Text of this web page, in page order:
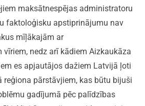
maksātnespējas administratoru
faktoloģisku apstiprinājumu nav
mīļākajām ar
vīriem, nedz arī kādiem Aizkaukāza
es apjautājos dažiem Latvijā ļoti
reģiona pārstāvjiem, kas būtu bijuši
gadījumā pēc palīdzības